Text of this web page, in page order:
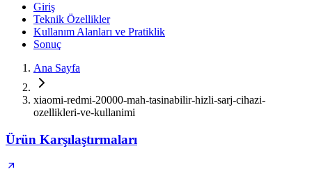
Giriş
Teknik Özellikler
Kullanım Alanları ve Pratiklik
Sonuç
Ana Sayfa
xiaomi-redmi-20000-mah-tasinabilir-hizli-sarj-cihazi-
ozellikleri-ve-kullanimi
Ürün Karşılaştırmaları